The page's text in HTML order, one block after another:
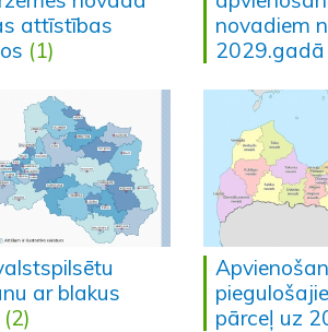
attīstības
(1)
novadiem
2029.gadā
ar blakus
(2)
pārceļ uz